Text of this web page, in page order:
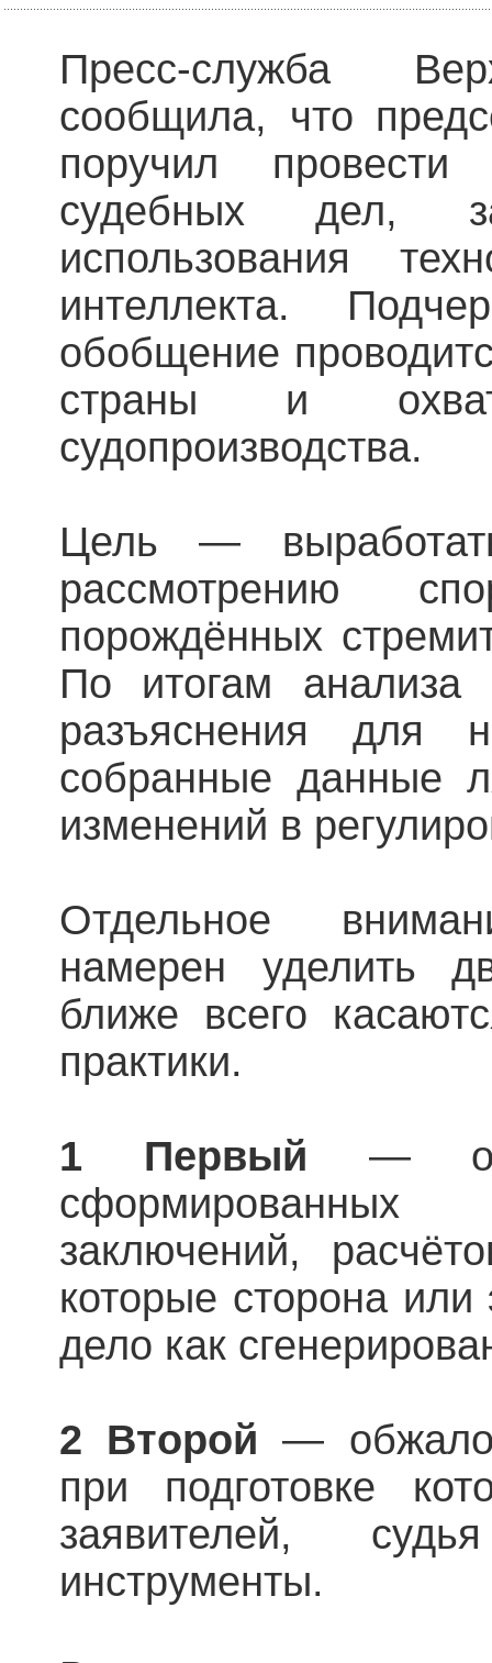
Пресс-служба
сообщила, что
поручил провести
судебных дел,
использования
интеллекта.
обобщение
страны и
судопроизводства.
Цель —
рассмотрению
порождённых
По итогам анализа
разъяснения для
собранные данные
изменений в
Отдельное
намерен уделить
ближе всего
практики.
1 Первый —
заключений,
которые сторона или
дело как
2 Второй—
при подготовке
заявителей,
инструменты.